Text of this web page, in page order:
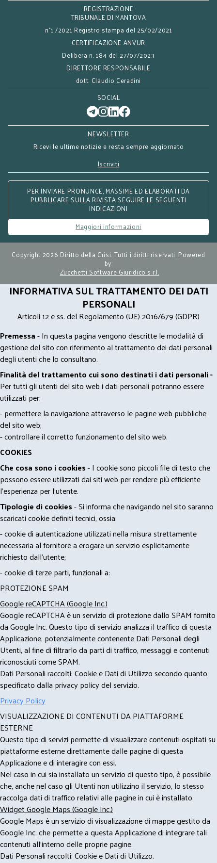
Forse la normativa così detta premiale laddove, al
comma 18, fa riferimento alle procedure
concorsuali, per le procedure così dette minori, va
considerata superata dalla normativa sulla
transazione fiscale, ancor di più oggi, alla luce delle
modifiche intervenute in merito al soggetto
deputato ad esprimersi (Tribunale anche in
presenza di diniego dell’Amministrazione
In conclusione detta normativa sarebbe applicabile
al solo fallimento, ma con tutte le problematiche
che essa comporta.
Un Legislatore attento alla concretezza e non ai
numeri del bilancio dello Stato basato sugli
ipotetici quanto irrealistici incassi dei crediti fiscali
nei confronti delle procedure concorsuali,
emanerebbe, pragmaticamente, delle norme in
linea con la realtà, prevedendo la cancellazione di
sanzioni interessi e accessori vari per i fallimenti,
lasciando all‘attuale normativa della transazione
fiscale la soluzione dei crediti erariali nelle
procedure minori.
REGISTRAZIONE
TRIBUNALE DI MANTOVA
n°1 /2021 Registro stampa del 25/02/2021
CERTIFICAZIONE ANVUR
Delibera n. 184 del 27/07/2023
DIRETTORE RESPONSABILE
dott. Claudio Ceradini
SOCIAL
NEWSLETTER
Ricevi le ultime notizie e resta sempre aggiornato
Iscriviti
PER INVIARE PRONUNCE, MASSIME ED ELABORATI DA
PUBBLICARE SULLA RIVISTA SEGUIRE LE SEGUENTI
INDICAZIONI
Maggiori informazioni
Copyright 2026 Diritto della Crisi. Tutti i diritti riservati. Powered
by:
Zucchetti Software Giuridico s.r.l.
INFORMATIVA SUL TRATTAMENTO DEI DATI
PERSONALI
Articoli 12 e ss. del Regolamento (UE) 2016/679 (GDPR)
Premessa- In questa pagina vengono descritte le modalità di
gestione del sito con riferimento al trattamento dei dati personali
degli utenti che lo consultano.
Finalità del trattamento cui sono destinati i dati personali -
Per tutti gli utenti del sito web i dati personali potranno essere
utilizzati per:
- permettere la navigazione attraverso le pagine web pubbliche
del sito web;
- controllare il corretto funzionamento del sito web.
COOKIES
Che cosa sono i cookies- I cookie sono piccoli file di testo che
possono essere utilizzati dai siti web per rendere più efficiente
l'esperienza per l'utente.
Tipologie di cookies- Si informa che navigando nel sito saranno
scaricati cookie definiti tecnici, ossia:
- cookie di autenticazione utilizzati nella misura strettamente
necessaria al fornitore a erogare un servizio esplicitamente
richiesto dall'utente;
- cookie di terze parti, funzionali a:
PROTEZIONE SPAM
Google reCAPTCHA (Google Inc.)
Google reCAPTCHA è un servizio di protezione dallo SPAM fornito
da Google Inc. Questo tipo di servizio analizza il traffico di questa
Applicazione, potenzialmente contenente Dati Personali degli
Utenti, al fine di filtrarlo da parti di traffico, messaggi e contenuti
riconosciuti come SPAM.
Dati Personali raccolti: Cookie e Dati di Utilizzo secondo quanto
specificato dalla privacy policy del servizio.
Privacy Policy
VISUALIZZAZIONE DI CONTENUTI DA PIATTAFORME
ESTERNE
Questo tipo di servizi permette di visualizzare contenuti ospitati su
piattaforme esterne direttamente dalle pagine di questa
Applicazione e di interagire con essi.
Nel caso in cui sia installato un servizio di questo tipo, è possibile
che, anche nel caso gli Utenti non utilizzino il servizio, lo stesso
raccolga dati di traffico relativi alle pagine in cui è installato.
Widget Google Maps (Google Inc.)
Google Maps è un servizio di visualizzazione di mappe gestito da
Google Inc. che permette a questa Applicazione di integrare tali
contenuti all'interno delle proprie pagine.
Dati Personali raccolti: Cookie e Dati di Utilizzo.